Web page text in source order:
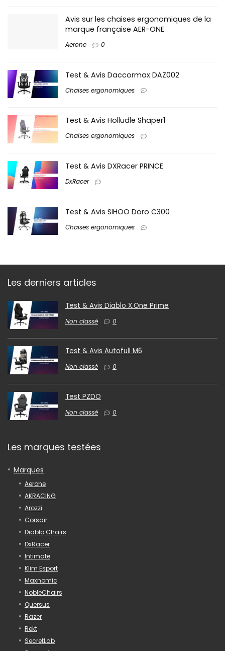
Avis sur les chaises ergonomiques de la
marque française AER-ONE
Aerone 0
Test & Avis Daccormax DAZ002
Chaises ergonomiques
Test & Avis Holludle Shaper1
Chaises ergonomiques
Test & Avis DXRacer PRINCE
DxRacer
Test & Avis SIHOO Doro C300
Chaises ergonomiques
Les derniers articles
Test & Avis Diablo X.One Prime
Non classé 0
Test & Avis Autofull M6
Non classé 0
Test PZDO
Non classé 0
Les marques testées
Marques
Aerone
AKRACING
Arozzi
Corsair
Diablo Chairs
DxRacer
Intimate
Klim Esport
Maxnomic
NobleChairs
Quersus
Razer
Rekt
SecretLab